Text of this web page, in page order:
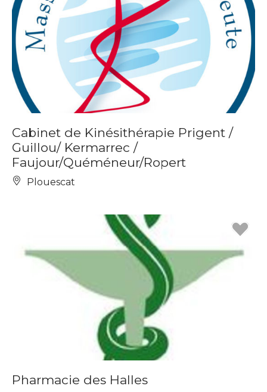
Cabinet de Kinésithérapie Prigent /
Guillou/ Kermarrec /
Faujour/Quéméneur/Ropert
Plouescat
Pharmacie des Halles